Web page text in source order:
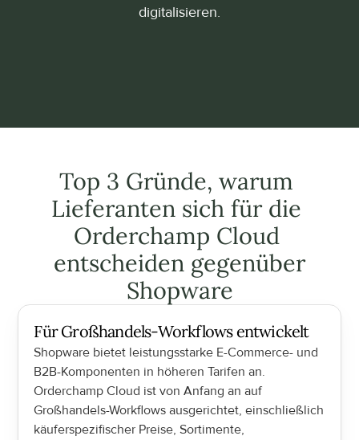
digitalisieren.
Top 3 Gründe, warum
Lieferanten sich für die
Orderchamp Cloud
entscheiden gegenüber
Shopware
Für Großhandels-Workflows entwickelt
Shopware bietet leistungsstarke E-Commerce- und
B2B-Komponenten in höheren Tarifen an.
Orderchamp Cloud ist von Anfang an auf
Großhandels-Workflows ausgerichtet, einschließlich
käuferspezifischer Preise, Sortimente,